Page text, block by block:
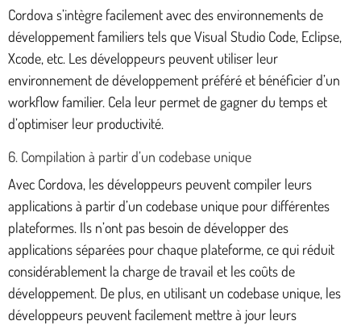
Cordova s’intègre facilement avec des environnements de
développement familiers tels que Visual Studio Code, Eclipse,
Xcode, etc. Les développeurs peuvent utiliser leur
environnement de développement préféré et bénéficier d’un
workflow familier. Cela leur permet de gagner du temps et
d’optimiser leur productivité.
6. Compilation à partir d’un codebase unique
Avec Cordova, les développeurs peuvent compiler leurs
applications à partir d’un codebase unique pour différentes
plateformes. Ils n’ont pas besoin de développer des
applications séparées pour chaque plateforme, ce qui réduit
considérablement la charge de travail et les coûts de
développement. De plus, en utilisant un codebase unique, les
développeurs peuvent facilement mettre à jour leurs